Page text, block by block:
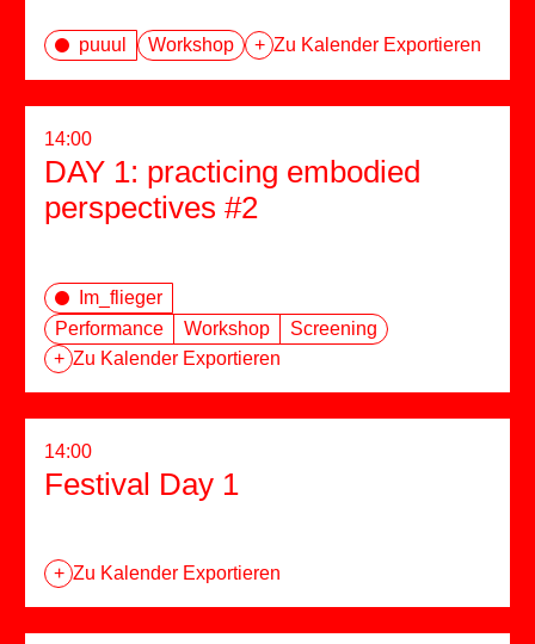
puuul Workshop + Zu Kalender Exportieren
14:00
DAY 1: practicing embodied
perspectives #2
Im_flieger
Performance
Workshop
Screening
+ Zu Kalender Exportieren
14:00
Festival Day 1
+ Zu Kalender Exportieren